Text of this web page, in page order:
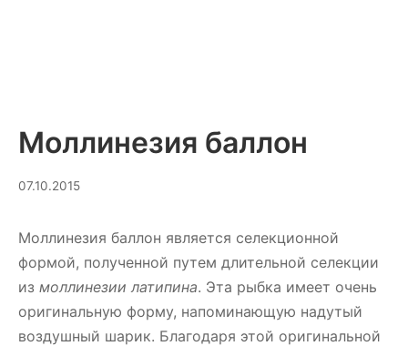
Моллинезия баллон
07.10.201510.03.2025
Моллинезия баллон является селекционной
формой, полученной путем длительной селекции
из моллинезии латипина. Эта рыбка имеет очень
оригинальную форму, напоминающую надутый
воздушный шарик. Благодаря этой оригинальной